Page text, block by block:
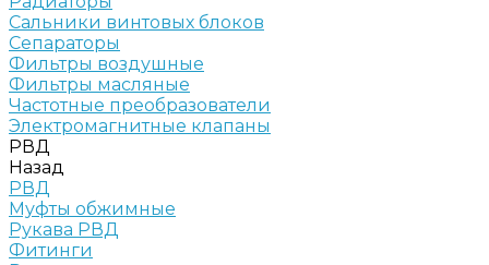
Сальники винтовых блоков
Сепараторы
Фильтры воздушные
Фильтры масляные
Частотные преобразователи
Электромагнитные клапаны
РВД
Назад
РВД
Муфты обжимные
Рукава РВД
Фитинги